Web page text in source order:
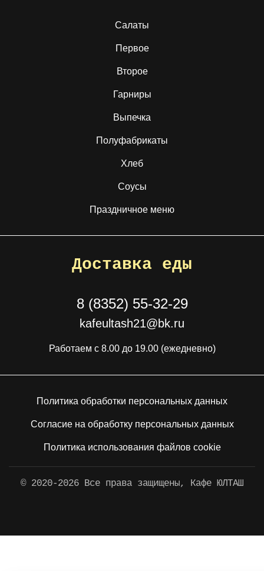
Салаты
Первое
Второе
Гарниры
Выпечка
Полуфабрикаты
Хлеб
Соусы
Праздничное меню
Доставка еды
8 (8352) 55-32-29
kafeultash21@bk.ru
Работаем с 8.00 до 19.00 (ежедневно)
Политика обработки персональных данных
Согласие на обработку персональных данных
Политика использования файлов cookie
© 2020-2026 Все права защищены, Кафе ЮЛТАШ